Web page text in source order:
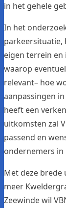
in het gehele
In het
parkeersituatie,
eigen terrein
waarop
relevant– hoe
aanpassingen
heeft een
uitkomsten zal
passend en
ondernemers
Met deze
meer
Zeewinde wil